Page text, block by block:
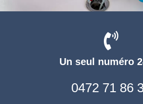
Un seul numéro
0472 71 86